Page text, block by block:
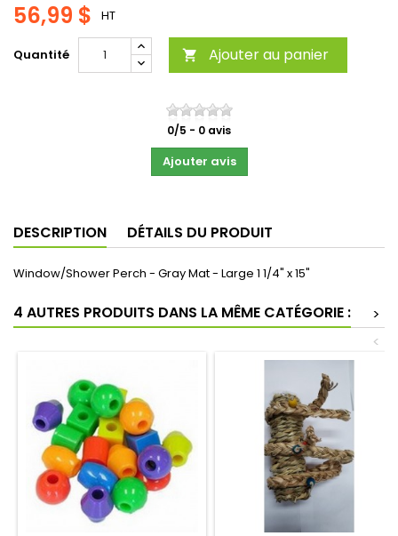
56,99 $ HT
Quantité  Ajouter au panier
0/5 - 0 avis
Ajouter avis
DESCRIPTION DÉTAILS DU PRODUIT
Window/Shower Perch - Gray Mat - Large 1 1/4" x 15"
4 AUTRES PRODUITS DANS LA MÊME CATÉGORIE :
>
<